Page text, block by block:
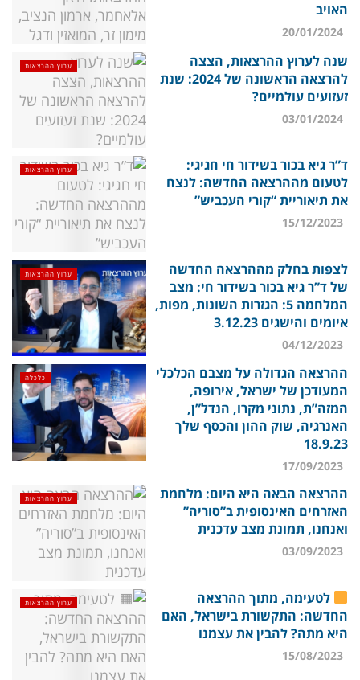
האויב
ערוץ ההרצאות
שנה לערוץ ההרצאות, הצצה
להרצאה הראשונה של 2024: שנת
זעזועים עולמיים?
ערוץ ההרצאות
ד”ר גיא בכור בשידור חי חגיגי:
לטעום מההרצאה החדשה: לנצח
את תיאוריית “קורי העכביש”
ערוץ ההרצאות
לצפות בחלק מההרצאה החדשה
של ד”ר גיא בכור בשידור חי: מצב
המלחמה 5: הגזרות השונות, מפות,
איומים והישגים 3.12.23
כלכלה
ההרצאה הגדולה על מצבם הכלכלי
המעודכן של ישראל, אירופה,
המזה”ת, נתוני מקרו, הנדל”ן,
האנרגיה, שוק ההון והכסף שלך
18.9.23
ערוץ ההרצאות
ההרצאה הבאה היא היום: מלחמת
האזרחים האינסופית ב”סוריה”
ואנחנו, תמונת מצב עדכנית
ערוץ ההרצאות
לטעימה, מתוך ההרצאה
החדשה: התקשורת בישראל, האם
היא מתה? להבין את עצמנו